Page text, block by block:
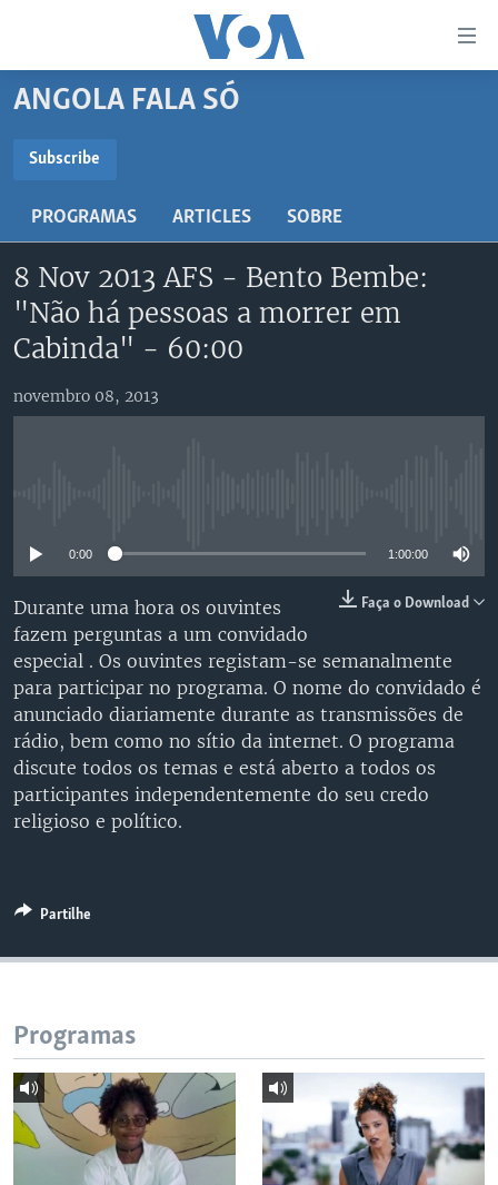
Acesso
para
Navegação
principal
para
Pesquisa
ANGOLA
GUINÉ-BISSAU
ÁFRICA E MUNDO
BRASIL
DOSSIERS ESPECIAIS
AFRICA AGORA
VÍDEOS
VOA60 ÁFRICA
VOA 60 CLIMA
VOA60 MUNDO
ÁUDIO
ENTRETENIMENTO
ANGOLA FALA SÓ
Subscribe
PROGRAMAS ARTICLES SOBRE
8 Nov 2013 AFS - Bento Bembe:
"Não há pessoas a morrer em
Cabinda" - 60:00
novembro 08, 2013
0:00 1:00:00
Faça o Download
Durante uma hora os ouvintes
fazem perguntas a um convidado
especial . Os ouvintes registam-se semanalmente
para participar no programa. O nome do convidado é
anunciado diariamente durante as transmissões de
rádio, bem como no sítio da internet. O programa
discute todos os temas e está aberto a todos os
participantes independentemente do seu credo
religioso e político.
Partilhe
Programas